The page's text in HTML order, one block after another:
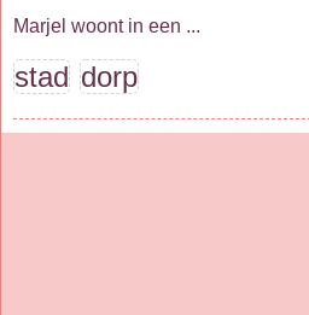
Marjel woont in een ...
stad dorp